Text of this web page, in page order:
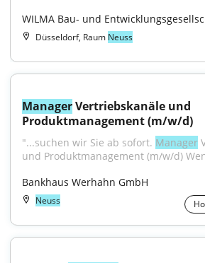
WILMA Bau- und
Düsseldorf, Raum Neuss
Manager Vertriebskanäle und
Produktmanagement (m/w/d)
"...suchen wir Sie ab sofort. Manager
und Produktmanagement (m/w/d)
Bankhaus Werhahn GmbH
Neuss